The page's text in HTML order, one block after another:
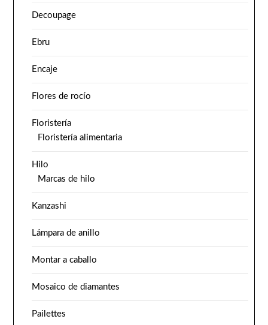
Decoupage
Ebru
Encaje
Flores de rocío
Floristería
Floristería alimentaria
Hilo
Marcas de hilo
Kanzashi
Lámpara de anillo
Montar a caballo
Mosaico de diamantes
Pailettes